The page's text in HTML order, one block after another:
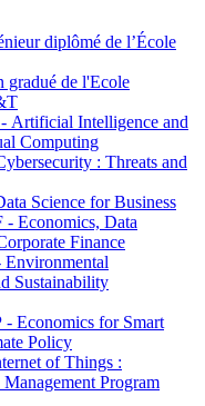
diplômé de l’École
gradué de l'Ecole
Artificial Intelligence and
Computing
: Threats and
Science for Business
Economics, Data
Finance
Sustainability
Economics for Smart
Policy
of Things :
Program